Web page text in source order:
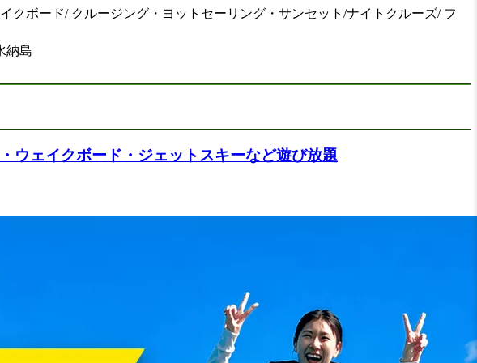
ボード/ クルージング・ヨットセーリング・サンセット/ナイトクルーズ/ フ
納島
ウェイクボード・ジェットスキーなど遊び放題